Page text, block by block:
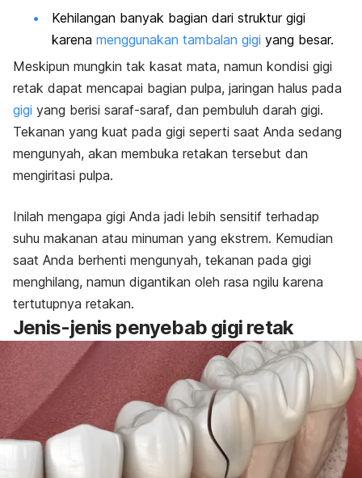
Kehilangan banyak bagian dari struktur gigi
karena menggunakan tambalan gigi yang besar.
Meskipun mungkin tak kasat mata, namun kondisi gigi
retak dapat mencapai bagian pulpa, jaringan halus pada
gigi yang berisi saraf-saraf, dan pembuluh darah gigi.
Tekanan yang kuat pada gigi seperti saat Anda sedang
mengunyah, akan membuka retakan tersebut dan
mengiritasi pulpa.
Inilah mengapa gigi Anda jadi lebih sensitif terhadap
suhu makanan atau minuman yang ekstrem. Kemudian
saat Anda berhenti mengunyah, tekanan pada gigi
menghilang, namun digantikan oleh rasa ngilu karena
tertutupnya retakan.
Jenis-jenis penyebab gigi retak